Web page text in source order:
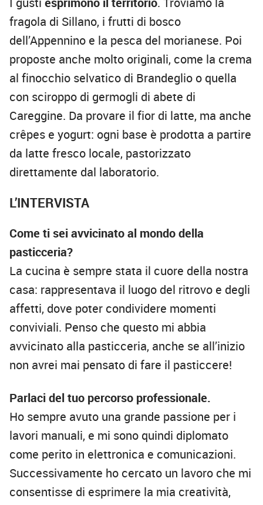
fragola di Sillano, i frutti di bosco
dell’Appennino e la pesca del morianese. Poi
proposte anche molto originali, come la crema
al finocchio selvatico di Brandeglio o quella
con sciroppo di germogli di abete di
Careggine. Da provare il fior di latte, ma anche
crêpes e yogurt: ogni base è prodotta a partire
da latte fresco locale, pastorizzato
direttamente dal laboratorio.
L’INTERVISTA
Come ti sei avvicinato al mondo della
pasticceria?
La cucina è sempre stata il cuore della nostra
casa: rappresentava il luogo del ritrovo e degli
affetti, dove poter condividere momenti
conviviali. Penso che questo mi abbia
avvicinato alla pasticceria, anche se all’inizio
non avrei mai pensato di fare il pasticcere!
Parlaci del tuo percorso professionale.
Ho sempre avuto una grande passione per i
lavori manuali, e mi sono quindi diplomato
come perito in elettronica e comunicazioni.
Successivamente ho cercato un lavoro che mi
consentisse di esprimere la mia creatività,